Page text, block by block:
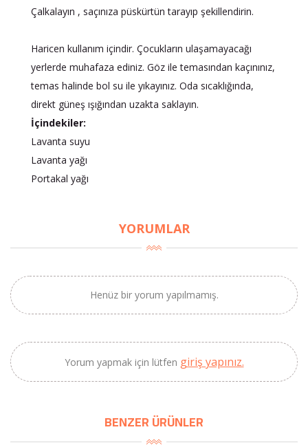
Çalkalayın , saçınıza püskürtün tarayıp şekillendirin.
Haricen kullanım içindir. Çocukların ulaşamayacağı
yerlerde muhafaza ediniz. Göz ile temasından kaçınınız,
temas halinde bol su ile yıkayınız. Oda sıcaklığında,
direkt güneş ışığından uzakta saklayın.
İçindekiler:
Lavanta suyu
Lavanta yağı
Portakal yağı
YORUMLAR
Henüz bir yorum yapılmamış.
Yorum yapmak için lütfen giriş yapınız.
BENZER ÜRÜNLER
BU HAFTANIN PLANLI İNDİRİMİ
2690,00 TL
Kaan Olgun Hasat
Zeytinyağı (5lt, Soğuk
Sıkım) - Bilgem
Zeytincilik